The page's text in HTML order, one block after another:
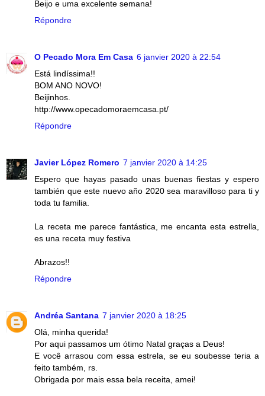
Beijo e uma excelente semana!
Répondre
O Pecado Mora Em Casa 6 janvier 2020 à 22:54
Está lindíssima!!
BOM ANO NOVO!
Beijinhos.
http://www.opecadomoraemcasa.pt/
Répondre
Javier López Romero 7 janvier 2020 à 14:25
Espero que hayas pasado unas buenas fiestas y espero
también que este nuevo año 2020 sea maravilloso para ti y
toda tu familia.
La receta me parece fantástica, me encanta esta estrella,
es una receta muy festiva
Abrazos!!
Répondre
Andréa Santana 7 janvier 2020 à 18:25
Olá, minha querida!
Por aqui passamos um ótimo Natal graças a Deus!
E você arrasou com essa estrela, se eu soubesse teria a
feito também, rs.
Obrigada por mais essa bela receita, amei!